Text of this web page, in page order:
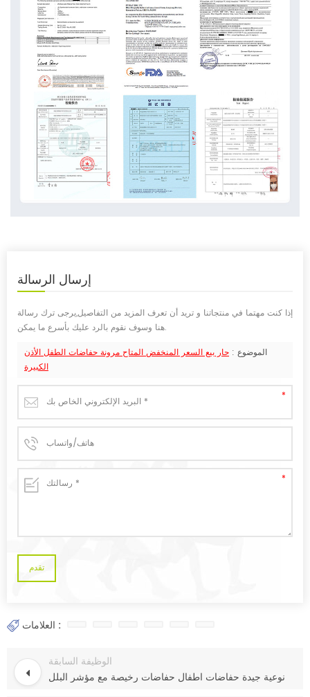
إرسال الرسالة
إذا كنت مهتما في منتجاتنا و تريد أن تعرف المزيد من التفاصيل,يرجى ترك رسالة
هنا وسوف نقوم بالرد عليك بأسرع ما يمكن.
الموضوع : حار بيع السعر المنخفض المتاح مرونة حفاضات الطفل الأذن
الكبيرة
العلامات :
الوظيفة السابقة
نوعية جيدة حفاضات اطفال حفاضات رخيصة مع مؤشر البلل